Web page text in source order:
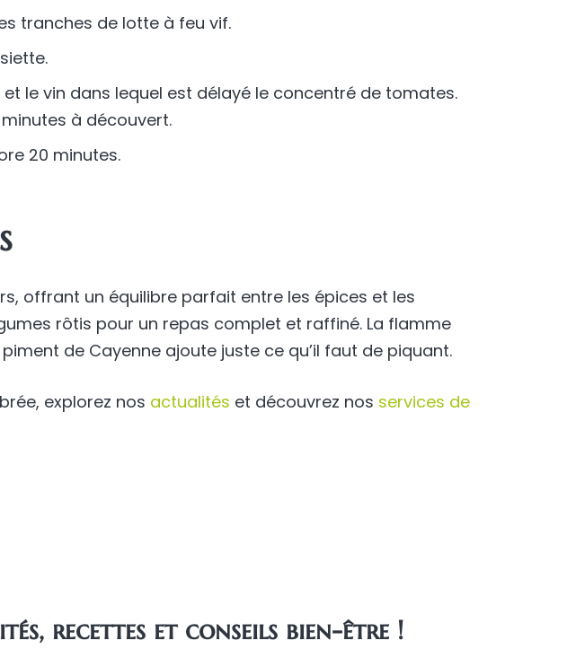
tranches de lotte à feu vif.
le vin dans lequel est délayé le concentré de tomates.
à découvert.
20 minutes.
offrant un équilibre parfait entre les épices et les
rôtis pour un repas complet et raffiné. La flamme
de Cayenne ajoute juste ce qu’il faut de piquant.
explorez nos actualités et découvrez nos services de
recettes et conseils bien-être !